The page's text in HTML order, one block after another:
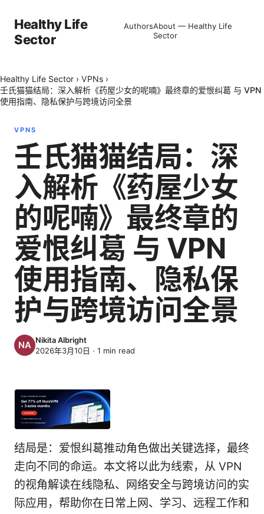
Healthy Life
Sector
AuthorsAbout — Healthy Life
Sector
Healthy Life Sector › VPNs ›
壬氏猫猫结局：深入解析《药屋少女的呢喃》最终章的爱恨纠葛 与 VPN
使用指南、隐私保护与跨境访问全景
VPNS
壬氏猫猫结局：深
入解析《药屋少女
的呢喃》最终章的
爱恨纠葛 与 VPN
使用指南、隐私保
护与跨境访问全景
Nikita Albright
2026年3月10日 · 1 min read
结局是：爱恨纠葛推动角色做出关键选择，最终
走向不同的命运。本文将以此为线索，从 VPN
的视角解读在线隐私、网络安全与跨境访问的实
际应用，帮助你在日常上网、学习、远程工作和